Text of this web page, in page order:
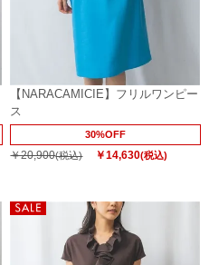
【NARACAMICIE】フリルワンピー
ス
30%OFF
￥20,900(税込) ￥14,630(税込)